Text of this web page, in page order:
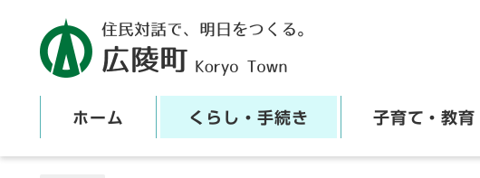
ホーム くらし・手続き 子育て・教育